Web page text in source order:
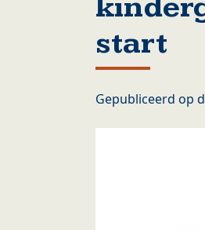
start
Gepubliceerd op